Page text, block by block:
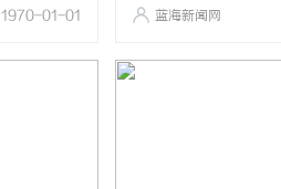
1970-01-01 蓝海新闻网